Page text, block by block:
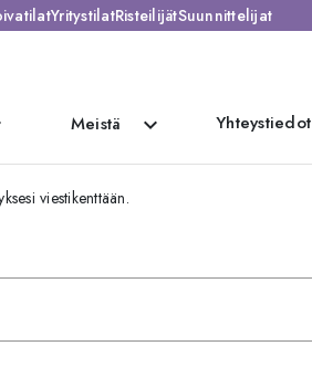
YritystilatRisteilijätSuunnittelijat
Meistä expand_more Yhteystiedot
viestikenttään.